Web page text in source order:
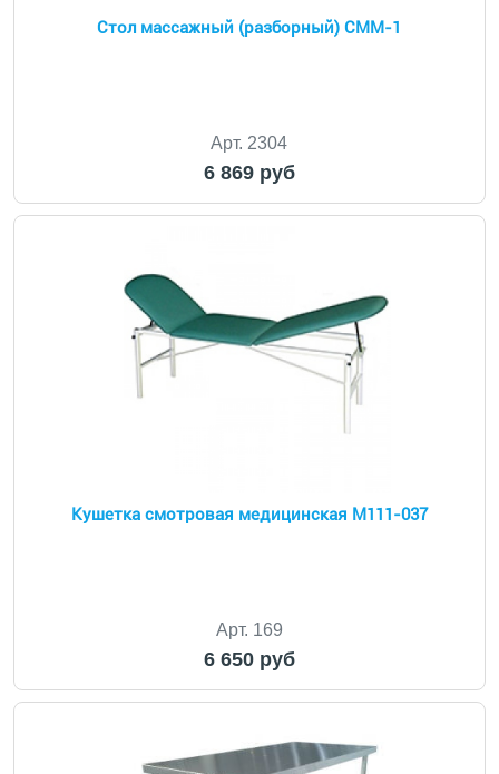
Стол массажный (разборный) СММ-1
Арт. 2304
6 869 руб
Кушетка смотровая медицинская М111-037
Арт. 169
6 650 руб